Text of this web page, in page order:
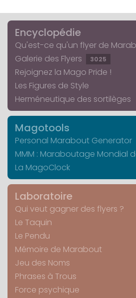
Encyclopédie
Qu'est-ce qu'un flyer de
Galerie des Flyers
3025
Rejoignez la Mago Pride !
Les Figures de Style
Herméneutique des sortilèges
Magotools
Personal Marabout Generator
MMM : Maraboutage Mondial
La MagoClock
Laboratoire
Qui veut gagner des flyers ?
Le Taquin
Le Pendu
Mémoire de Marabout
Jeu des Noms
Phrases à Trous
Force psychique